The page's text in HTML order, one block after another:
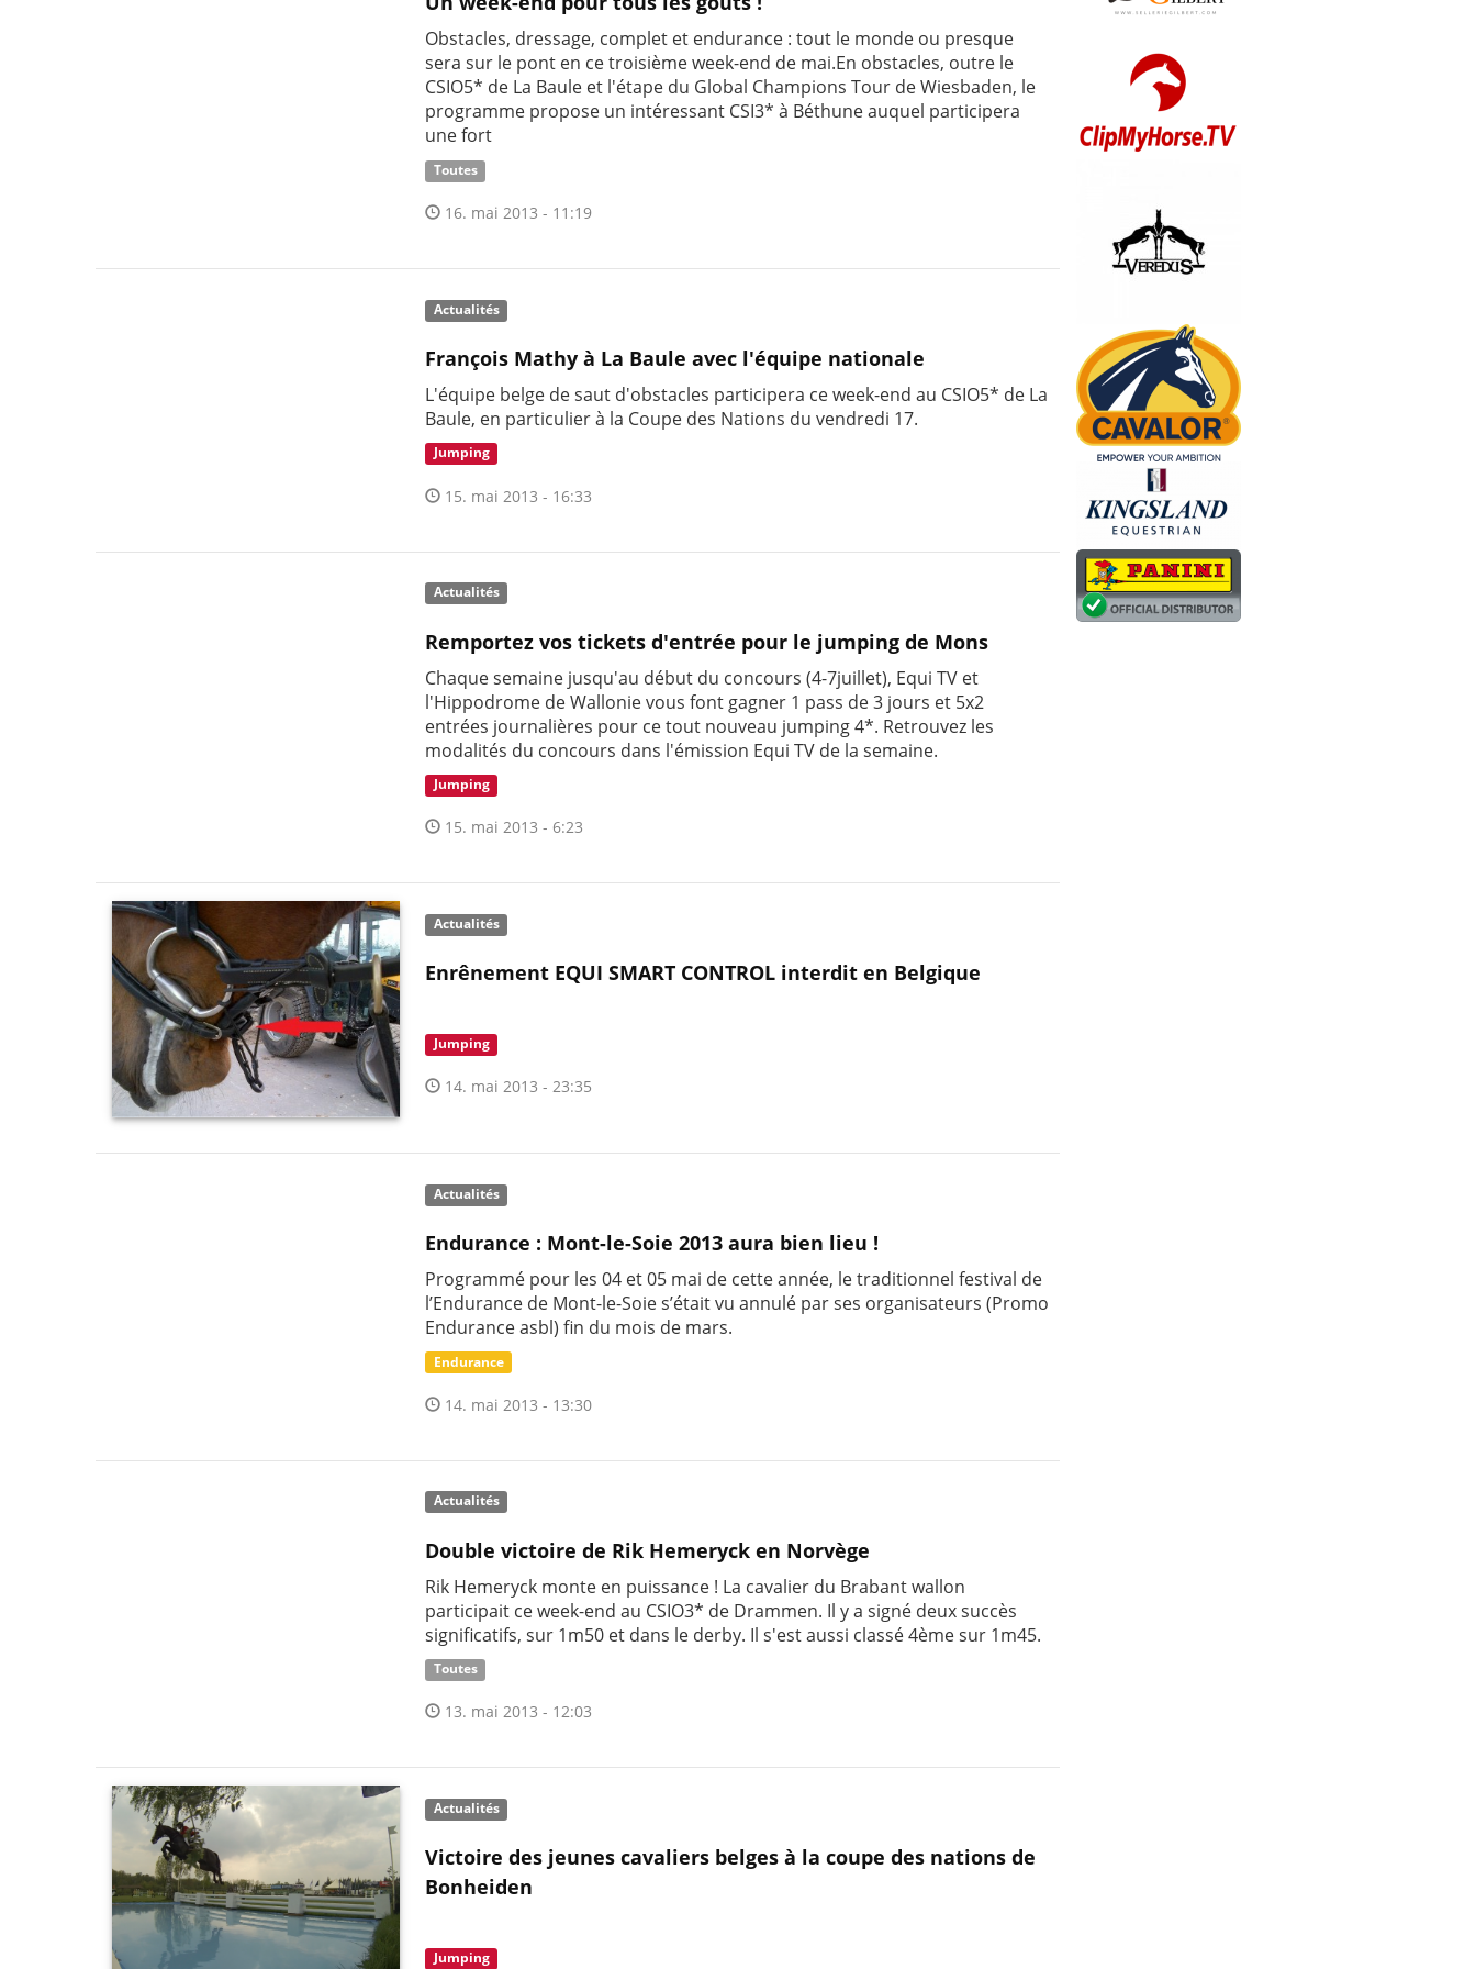
Obstacles, dressage, complet et endurance : tout le monde ou presque
sera sur le pont en ce troisième week-end de mai.En obstacles, outre le
CSIO5* de La Baule et l'étape du Global Champions Tour de Wiesbaden, le
programme propose un intéressant CSI3* à Béthune auquel participera
une fort
Toutes
16. mai 2013 - 11:19
Actualités
François Mathy à La Baule avec l'équipe nationale
L'équipe belge de saut d'obstacles participera ce week-end au CSIO5* de La
Baule, en particulier à la Coupe des Nations du vendredi 17.
Jumping
15. mai 2013 - 16:33
Actualités
Remportez vos tickets d'entrée pour le jumping de Mons
Chaque semaine jusqu'au début du concours (4-7juillet), Equi TV et
l'Hippodrome de Wallonie vous font gagner 1 pass de 3 jours et 5x2
entrées journalières pour ce tout nouveau jumping 4*. Retrouvez les
modalités du concours dans l'émission Equi TV de la semaine.
Jumping
15. mai 2013 - 6:23
Actualités
Enrênement EQUI SMART CONTROL interdit en Belgique
Jumping
14. mai 2013 - 23:35
Actualités
Endurance : Mont-le-Soie 2013 aura bien lieu !
Programmé pour les 04 et 05 mai de cette année, le traditionnel festival de
l’Endurance de Mont-le-Soie s’était vu annulé par ses organisateurs (Promo
Endurance asbl) fin du mois de mars.
Endurance
14. mai 2013 - 13:30
Actualités
Double victoire de Rik Hemeryck en Norvège
Rik Hemeryck monte en puissance ! La cavalier du Brabant wallon
participait ce week-end au CSIO3* de Drammen. Il y a signé deux succès
significatifs, sur 1m50 et dans le derby. Il s'est aussi classé 4ème sur 1m45.
Toutes
13. mai 2013 - 12:03
Actualités
Victoire des jeunes cavaliers belges à la coupe des nations de
Bonheiden
Jumping